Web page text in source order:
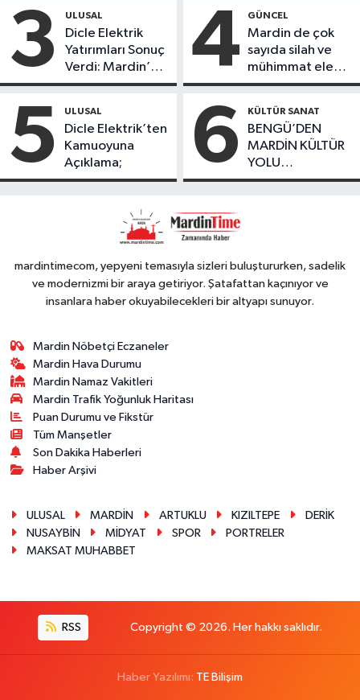
ürünlerini satarak
köydeki
çoçuklara kitap
desteğinde
bulundu
3 ULUSAL
Dicle Elektrik
Yatırımları Sonuç
Verdi: Mardin’de
Kayıp Kaçak
Düşüş
4 GÜNCEL
Mardin de çok
sayıda silah ve
mühimmat ele
geçirildi
5 ULUSAL
Dicle Elektrik’ten
Kamuoyuna
Açıklama;
6 KÜLTÜR SANAT
BENGÜ’DEN
MARDİN KÜLTÜR
YOLU
FESTIVALİ’NDE
mardintimecom, yepyeni temasıyla sizleri buluştururken, sadelik
ve modernizmi bir araya getiriyor. Şatafattan kaçınıyor ve
insanlara haber okuyabilecekleri bir altyapı sunuyor.
Mardin Nöbetçi Eczaneler
Mardin Hava Durumu
Mardin Namaz Vakitleri
Mardin Trafik Yoğunluk Haritası
Puan Durumu ve Fikstür
Tüm Manşetler
Son Dakika Haberleri
Haber Arşivi
ULUSAL MARDİN ARTUKLU KIZILTEPE
DERİK
NUSAYBİN
MİDYAT SPOR
PORTRELER
MAKSAT MUHABBET
RSS Copyright © 2026. Her hakkı saklıdır.
Haber Yazılımı: TE Bilişim